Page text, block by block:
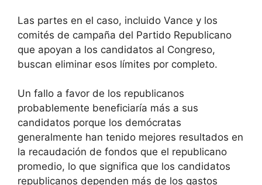
Las partes en el caso, incluido Vance y los
comités de campaña del Partido Republicano
que apoyan a los candidatos al Congreso,
buscan eliminar esos límites por completo.
Un fallo a favor de los republicanos
probablemente beneficiaría más a sus
candidatos porque los demócratas
generalmente han tenido mejores resultados en
la recaudación de fondos que el republicano
promedio, lo que significa que los candidatos
republicanos dependen más de los gastos